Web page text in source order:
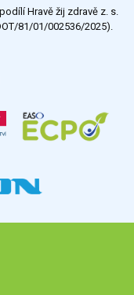
Všechny ankety
Hravě žij zdravě z. s.
81/01/002536/2025).